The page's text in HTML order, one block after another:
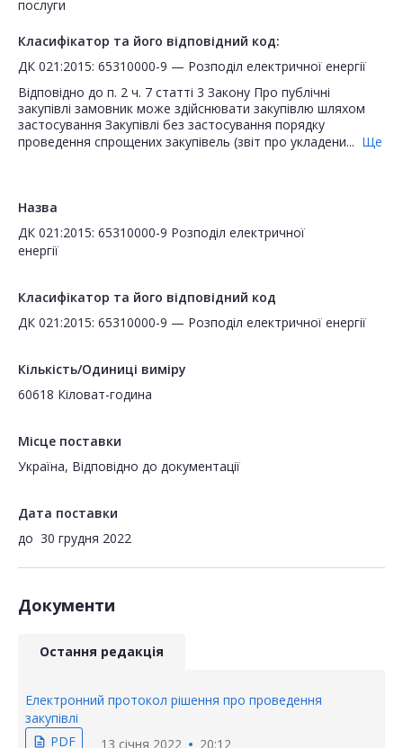
послуги
Класифікатор та його відповідний код:
ДК 021:2015: 65310000-9 — Розподіл електричної енергії
Відповідно до п. 2 ч. 7 статті 3 Закону Про публічні
закупівлі замовник може здійснювати закупівлю шляхом
застосування Закупівлі без застосування порядку
проведення спрощених закупівель (звіт про укладени... Ще
Назва
ДК 021:2015: 65310000-9 Розподіл електричної
енергії
Класифікатор та його відповідний код
ДК 021:2015: 65310000-9 — Розподіл електричної енергії
Кількість/Одиниці виміру
60618 Кіловат-година
Місце поставки
Україна, Відповідно до документації
Дата поставки
до 30 грудня 2022
Документи
Остання редакція
Електронний протокол рішення про проведення
закупівлі
description PDF 13 січня 2022 20:12